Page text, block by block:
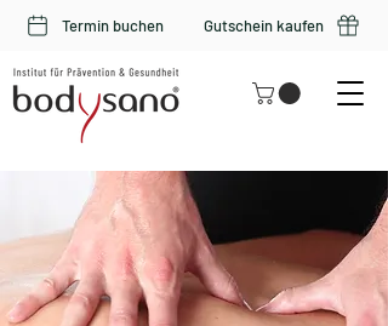
Termin buchen Gutschein kaufen